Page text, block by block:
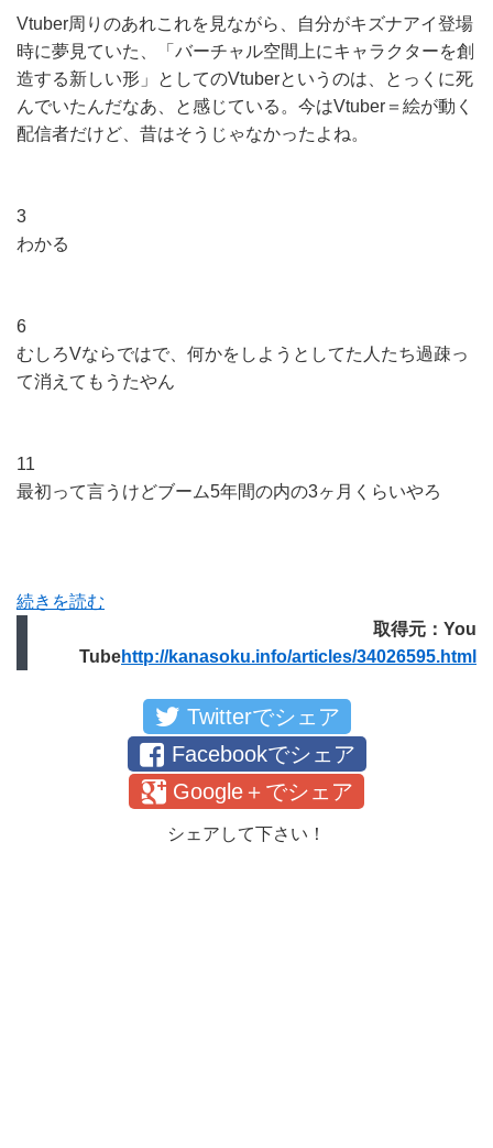
Vtuber周りのあれこれを見ながら、自分がキズナアイ登場
時に夢見ていた、「バーチャル空間上にキャラクターを創
造する新しい形」としてのVtuberというのは、とっくに死
んでいたんだなあ、と感じている。今はVtuber＝絵が動く
配信者だけど、昔はそうじゃなかったよね。
3
わかる
6
むしろVならではで、何かをしようとしてた人たち過疎っ
て消えてもうたやん
11
最初って言うけどブーム5年間の内の3ヶ月くらいやろ
続きを読む
取得元：You
Tubehttp://kanasoku.info/articles/34026595.html
Twitterでシェア
Facebookでシェア
Google＋でシェア
シェアして下さい！